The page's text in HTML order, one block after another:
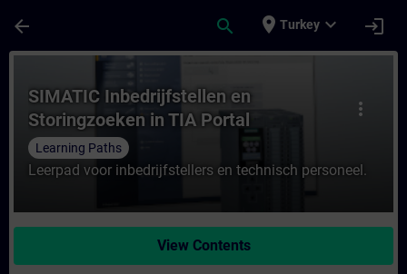
arrow_back search place Turkey expand_more login
Course - SIMATIC Inbedrijfstellen en
more_vert
SIMATIC Inbedrijfstellen en
Storingzoeken in TIA Portal
Learning Paths
Leerpad voor inbedrijfstellers en technisch personeel.
View Contents